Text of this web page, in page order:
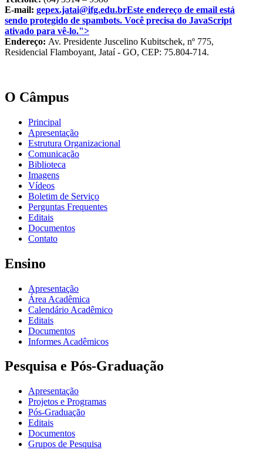
E-mail: gepex.jatai@ifg.edu.brEste endereço de email está
sendo protegido de spambots. Você precisa do JavaScript
ativado para vê-lo.">
Endereço: Av. Presidente Juscelino Kubitschek, nº 775,
Residencial Flamboyant, Jataí - GO, CEP: 75.804-714.
O Câmpus
Principal
Apresentação
Estrutura Organizacional
Comunicação
Biblioteca
Imagens
Vídeos
Boletim de Serviço
Perguntas Frequentes
Editais
Documentos
Contato
Ensino
Apresentação
Área Acadêmica
Calendário Acadêmico
Editais
Documentos
Informes Acadêmicos
Pesquisa e Pós-Graduação
Apresentação
Projetos e Programas
Pós-Graduação
Editais
Documentos
Grupos de Pesquisa